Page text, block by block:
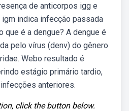
de anticorpos igg e
indica infecção passada
que é a dengue? A dengue é
pelo vírus (denv) do gênero
Webo resultado é
estágio primário tardio,
anteriores.
click the button below.